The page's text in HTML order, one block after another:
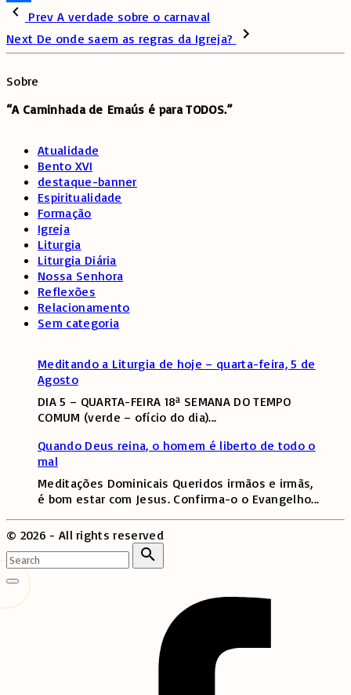
SharePrev A verdade sobre o carnaval
Next De onde saem as regras da Igreja?
Sobre
“A Caminhada de Emaús é para TODOS.”
Atualidade
Bento XVI
destaque-banner
Espiritualidade
Formação
Igreja
Liturgia
Liturgia Diária
Nossa Senhora
Reflexões
Relacionamento
Sem categoria
Meditando a Liturgia de hoje – quarta-feira, 5 de
Agosto
DIA 5 – QUARTA-FEIRA 18ª SEMANA DO TEMPO
COMUM (verde – ofício do dia)...
Quando Deus reina, o homem é liberto de todo o
mal
Meditações Dominicais Queridos irmãos e irmãs,
é bom estar com Jesus. Confirma-o o Evangelho...
© 2026 - All rights reserved
Search
Search
for:
Go
to
top